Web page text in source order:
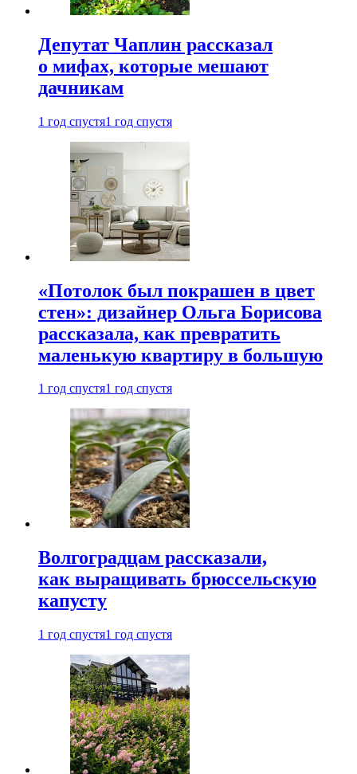
Депутат Чаплин рассказал
о мифах, которые мешают
дачникам
1 год спустя1 год спустя
«Потолок был покрашен в цвет
стен»: дизайнер Ольга Борисова
рассказала, как превратить
маленькую квартиру в большую
1 год спустя1 год спустя
Волгоградцам рассказали,
как выращивать брюссельскую
капусту
1 год спустя1 год спустя